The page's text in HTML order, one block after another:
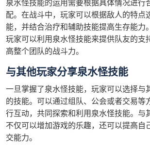
泉水怪技能的运用需要根据具体情况进行
配。在战斗中，玩家可以根据敌人的特点
能，并结合治疗和辅助技能提高生存能力
玩家可以利用泉水怪技能来提供队友的支
高整个团队的战斗力。
与其他玩家分享泉水怪技能
一旦掌握了泉水怪技能，玩家可以选择与
的技能。可以通过组队、公会或者交易等
行互动，共同探索和利用泉水怪技能。与
不仅可以增加游戏的乐趣，还可以提高自
交能力。